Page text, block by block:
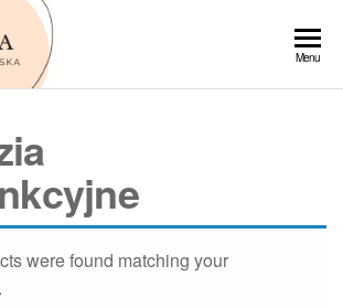
Menu
were found matching your